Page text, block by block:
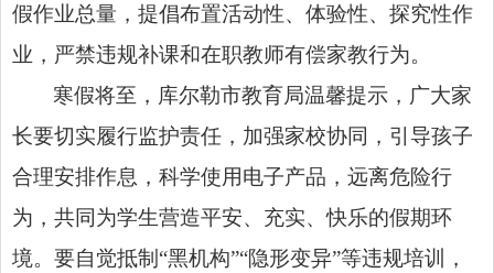
假作业总量，提倡布置活动性、体验性、探究性作
业，严禁违规补课和在职教师有偿家教行为。
寒假将至，库尔勒市教育局温馨提示，广大家
长要切实履行监护责任，加强家校协同，引导孩子
合理安排作息，科学使用电子产品，远离危险行
为，共同为学生营造平安、充实、快乐的假期环
境。要自觉抵制“黑机构”“隐形变异”等违规培训，